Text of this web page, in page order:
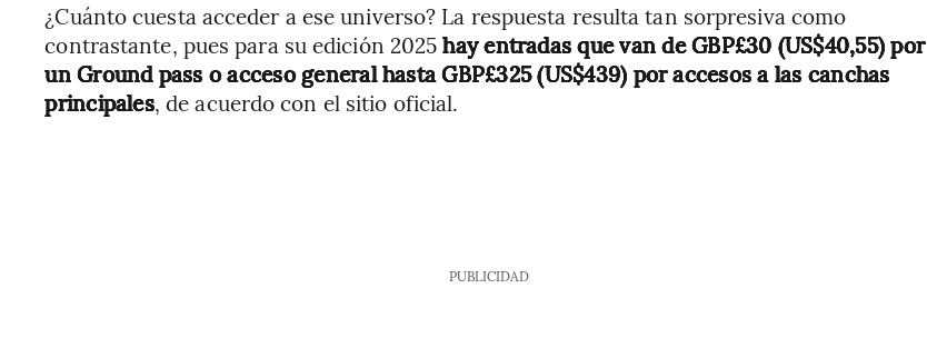
¿Cuánto cuesta acceder a ese universo? La respuesta resulta tan sorpresiva como
contrastante, pues para su edición 2025hay entradas que van de GBP£30 (US$40,55) por
un Ground pass o acceso general hasta GBP£325 (US$439) por accesos a las canchas
principales, de acuerdo con el sitio oficial.
PUBLICIDAD